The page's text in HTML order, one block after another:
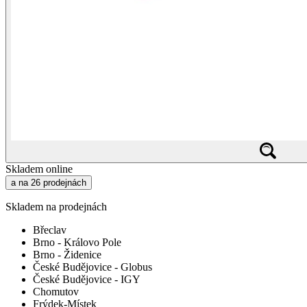
Skladem online
a na 26 prodejnách
Skladem na prodejnách
Břeclav
Brno - Královo Pole
Brno - Židenice
České Budějovice - Globus
České Budějovice - IGY
Chomutov
Frýdek-Místek